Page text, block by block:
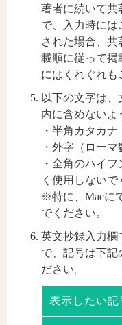
著者に続いて共
で、入力時には
された場合、
載順に従って掲
にはくれぐれも
以下の文字は
内に含めないよ
・半角カタカナ
・外字（ローマ
・全角のハイ
く使用しないで
※特に、Macに
でください。
英文抄録入力欄
で、記号は下記
ださい。
表示したい記